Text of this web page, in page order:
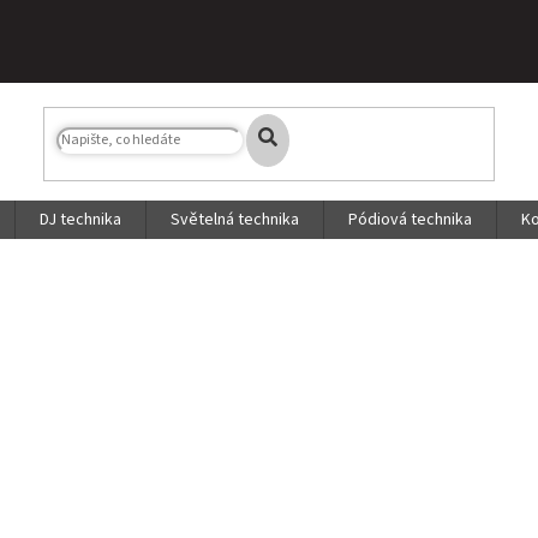
DJ technika Světelná technika Pódiová technika